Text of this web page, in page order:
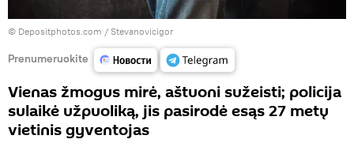
© Depositphotos.com / Stevanovicigor
Prenumeruokite
Vienas žmogus mirė, aštuoni sužeisti; policija
sulaikė užpuoliką, jis pasirodė esąs 27 metų
vietinis gyventojas